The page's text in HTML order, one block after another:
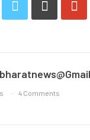
4 Comments